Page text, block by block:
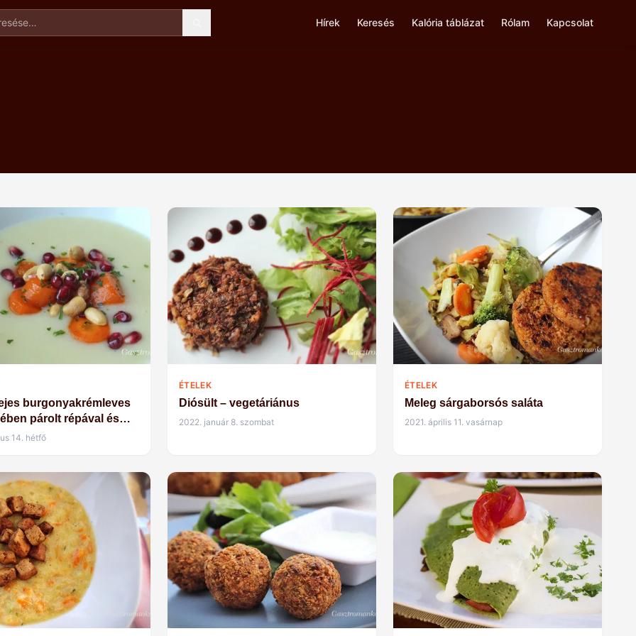
Hírek Keresés Kalória táblázat Rólam Kapcsolat
burgonyakrémleves
párolt répával és
14. hétfő
ÉTELEK
Diósült – vegetáriánus
2022. január 8. szombat
ÉTELEK
Meleg sárgaborsós saláta
2021. április 11. vasárnap